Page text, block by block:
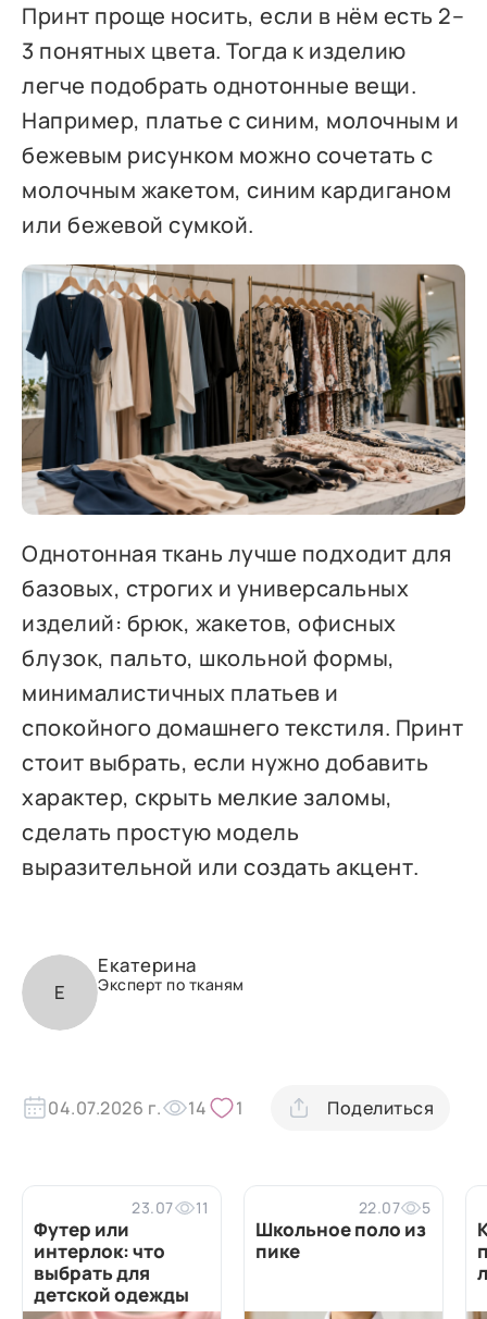
Принт проще носить, если в нём есть 2–
3 понятных цвета. Тогда к изделию
легче подобрать однотонные вещи.
Например, платье с синим, молочным и
бежевым рисунком можно сочетать с
молочным жакетом, синим кардиганом
или бежевой сумкой.
Однотонная ткань лучше подходит для
базовых, строгих и универсальных
изделий: брюк, жакетов, офисных
блузок, пальто, школьной формы,
минималистичных платьев и
спокойного домашнего текстиля. Принт
стоит выбрать, если нужно добавить
характер, скрыть мелкие заломы,
сделать простую модель
выразительной или создать акцент.
Е
Екатерина
Эксперт по тканям
04.07.2026 г. 14 1 Поделиться
23.07 11
Футер или
интерлок: что
выбрать для
детской одежды
22.07 5
Школьное поло из
пике